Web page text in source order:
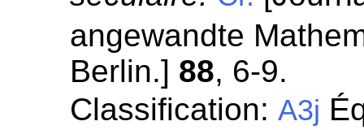
angewandte
Berlin.] 88, 6-9.
Classification:A3j